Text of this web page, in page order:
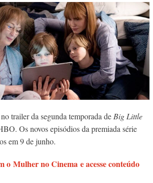
trailer da segunda temporada deBig Little
Os novos episódios da premiada série
em 9 de junho.
o Mulher no Cinema e acesse conteúdo